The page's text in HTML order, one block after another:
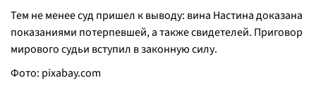
Тем не менее суд пришел к выводу: вина Настина доказана
показаниями потерпевшей, а также свидетелей. Приговор
мирового судьи вступил в законную силу.
Фото: pixabay.com